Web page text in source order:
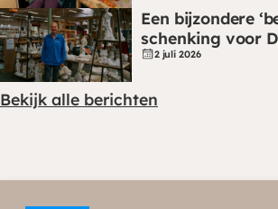
Een bijzondere
schenking voor
2 juli 2026
Bekijk alle berichten